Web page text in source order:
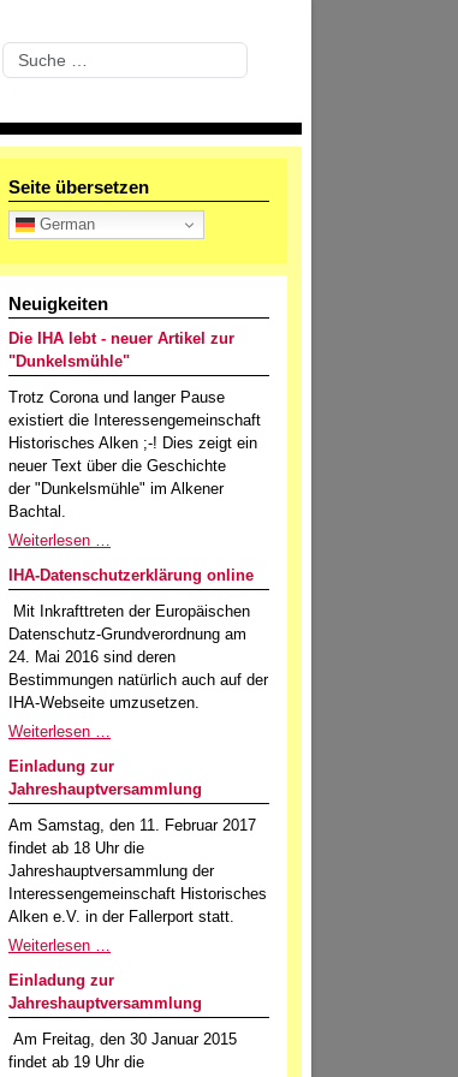
Suchen
Seite übersetzen
German
Neuigkeiten
Die IHA lebt - neuer Artikel zur
"Dunkelsmühle"
Trotz Corona und langer Pause
existiert die Interessengemeinschaft
Historisches Alken ;-! Dies zeigt ein
neuer Text über die Geschichte
der "Dunkelsmühle" im Alkener
Bachtal.
Weiterlesen …
IHA-Datenschutzerklärung online
Mit Inkrafttreten der Europäischen
Datenschutz-Grundverordnung am
24. Mai 2016 sind deren
Bestimmungen natürlich auch auf der
IHA-Webseite umzusetzen.
Weiterlesen …
Einladung zur
Jahreshauptversammlung
Am Samstag, den 11. Februar 2017
findet ab 18 Uhr die
Jahreshauptversammlung der
Interessengemeinschaft Historisches
Alken e.V. in der Fallerport statt.
Weiterlesen …
Einladung zur
Jahreshauptversammlung
Am Freitag, den 30 Januar 2015
findet ab 19 Uhr die